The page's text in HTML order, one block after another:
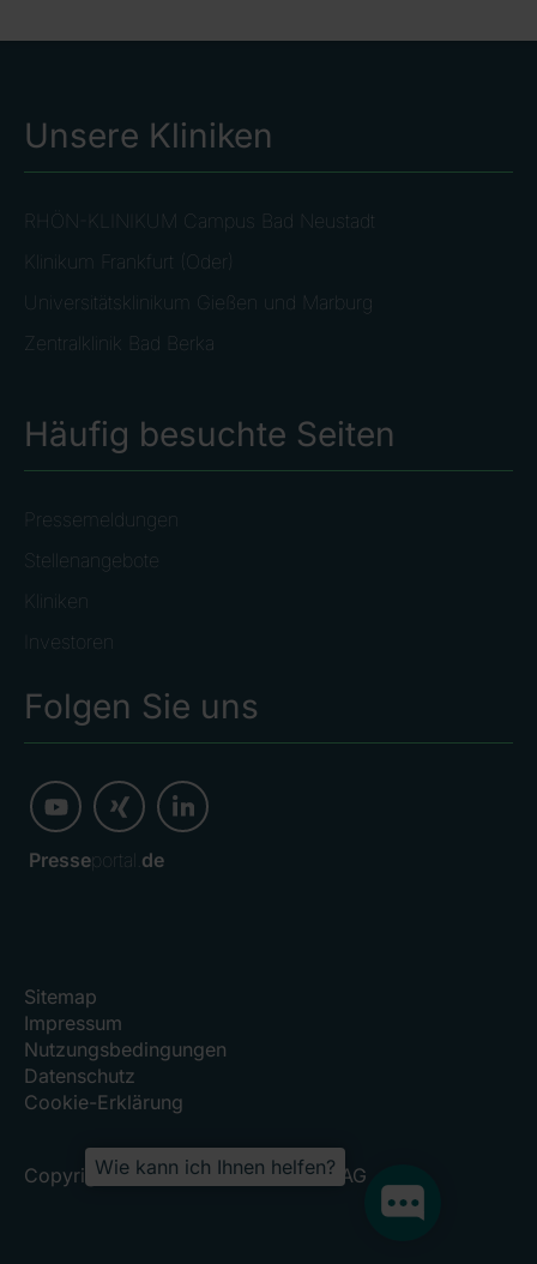
Unsere Kliniken
RHÖN-KLINIKUM Campus Bad Neustadt
Klinikum Frankfurt (Oder)
Universitätsklinikum Gießen und Marburg
Zentralklinik Bad Berka
Häufig besuchte Seiten
Pressemeldungen
Stellenangebote
Kliniken
Investoren
Folgen Sie uns
Presseportal. de
Sitemap
Impressum
Nutzungsbedingungen
Datenschutz
Cookie-Erklärung
Copyright 2026, RHÖN-KLINIKUM AG
Wie kann ich Ihnen helfen?